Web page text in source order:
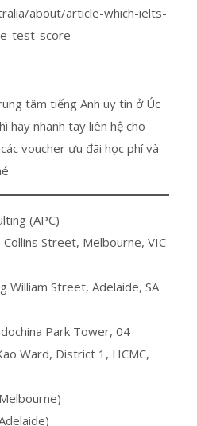
about/article-which-ielts-
test-score
tâm tiếng Anh uy tín ở Úc
hãy nhanh tay liên hệ cho
voucher ưu đãi học phí và
(APC)
Street, Melbourne, VIC
William Street, Adelaide, SA
Park Tower, 04
Ward, District 1, HCMC,